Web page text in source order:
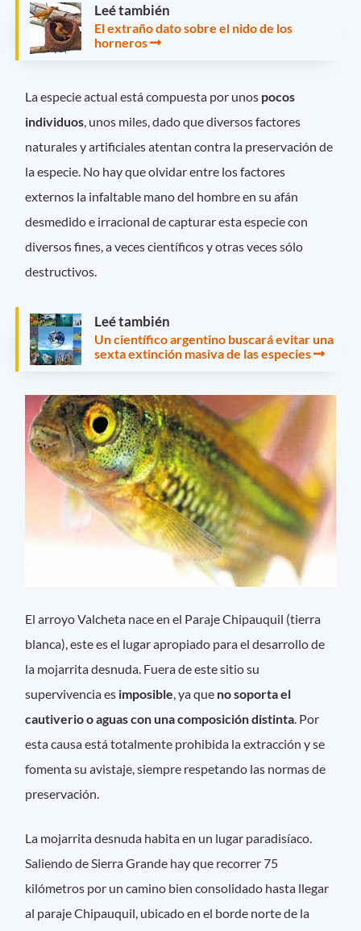
Leé también
El extraño dato sobre el nido de los
horneros
La especie actual está compuesta por unos pocos
individuos, unos miles, dado que diversos factores
naturales y artificiales atentan contra la preservación de
la especie. No hay que olvidar entre los factores
externos la infaltable mano del hombre en su afán
desmedido e irracional de capturar esta especie con
diversos fines, a veces científicos y otras veces sólo
destructivos.
Leé también
Un científico argentino buscará evitar una
sexta extinción masiva de las especies
El arroyo Valcheta nace en el Paraje Chipauquil (tierra
blanca), este es el lugar apropiado para el desarrollo de
la mojarrita desnuda. Fuera de este sitio su
supervivencia es imposible, ya que no soporta el
cautiverio o aguas con una composición distinta. Por
esta causa está totalmente prohibida la extracción y se
fomenta su avistaje, siempre respetando las normas de
preservación.
La mojarrita desnuda habita en un lugar paradisíaco.
Saliendo de Sierra Grande hay que recorrer 75
kilómetros por un camino bien consolidado hasta llegar
al paraje Chipauquil, ubicado en el borde norte de la